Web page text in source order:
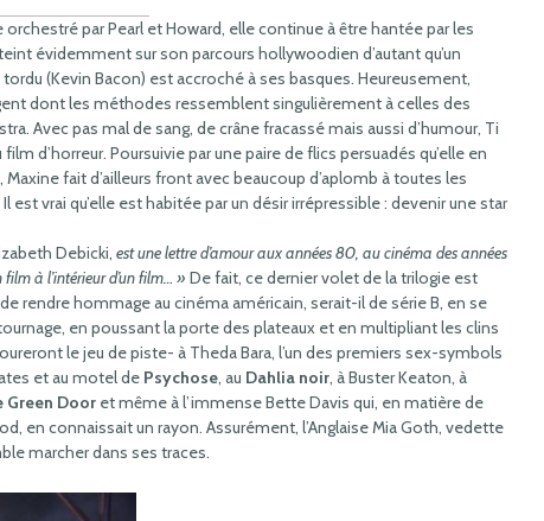
orchestré par Pearl et Howard, elle continue à être hantée par les
évidemment sur son parcours hollywoodien d’autant qu’un
(Kevin Bacon) est accroché à ses basques. Heureusement,
dont les méthodes ressemblent singulièrement à celles des
Avec pas mal de sang, de crâne fracassé mais aussi d’humour, Ti
d’horreur. Poursuivie par une paire de flics persuadés qu’elle en
Maxine fait d’ailleurs front avec beaucoup d’aplomb à toutes les
vrai qu’elle est habitée par un désir irrépressible : devenir une star
Debicki, est une lettre d’amour aux années 80, au cinéma des années
à l’intérieur d’un film… » De fait, ce dernier volet de la trilogie est
rendre hommage au cinéma américain, serait-il de série B, en se
en poussant la porte des plateaux et en multipliant les clins
le jeu de piste- à Theda Bara, l’un des premiers sex-symbols
et au motel de Psychose, au Dahlia noir, à Buster Keaton, à
Green Door et même à l’immense Bette Davis qui, en matière de
en connaissait un rayon. Assurément, l’Anglaise Mia Goth, vedette
marcher dans ses traces.